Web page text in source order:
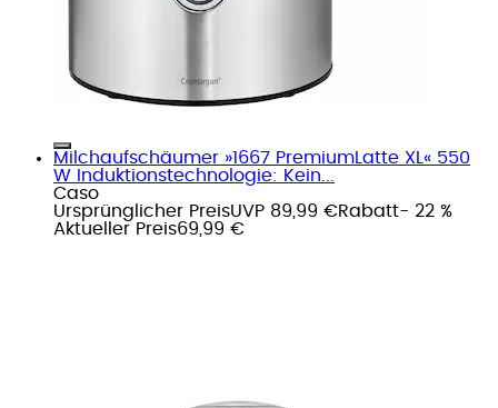
Milchaufschäumer »1667 PremiumLatte XL« 550
W Induktionstechnologie: Kein...
Caso
Ursprünglicher PreisUVP 89,99 €Rabatt- 22 %
Aktueller Preis69,99 €